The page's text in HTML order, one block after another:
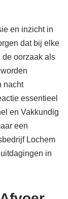
en inzicht in
dat bij elke
oorzaak als
nacht
essentieel
en Vakkundig
een
Lochem
in